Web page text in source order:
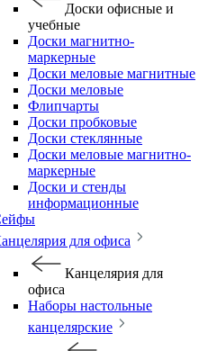
Доски офисные и
учебные
Доски магнитно-
маркерные
Доски меловые магнитные
Доски меловые
Флипчарты
Доски пробковые
Доски стеклянные
Доски меловые магнитно-
маркерные
Доски и стенды
информационные
для офиса
Канцелярия для
офиса
Наборы настольные
канцелярские